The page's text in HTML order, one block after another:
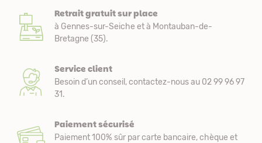
Retrait gratuit sur place
à Gennes-sur-Seiche et à Montauban-de-
Bretagne (35).
Service client
Besoin d’un conseil, contactez-nous au 02 99 96 97
31.
Paiement sécurisé
Paiement 100% sûr par carte bancaire, chèque et